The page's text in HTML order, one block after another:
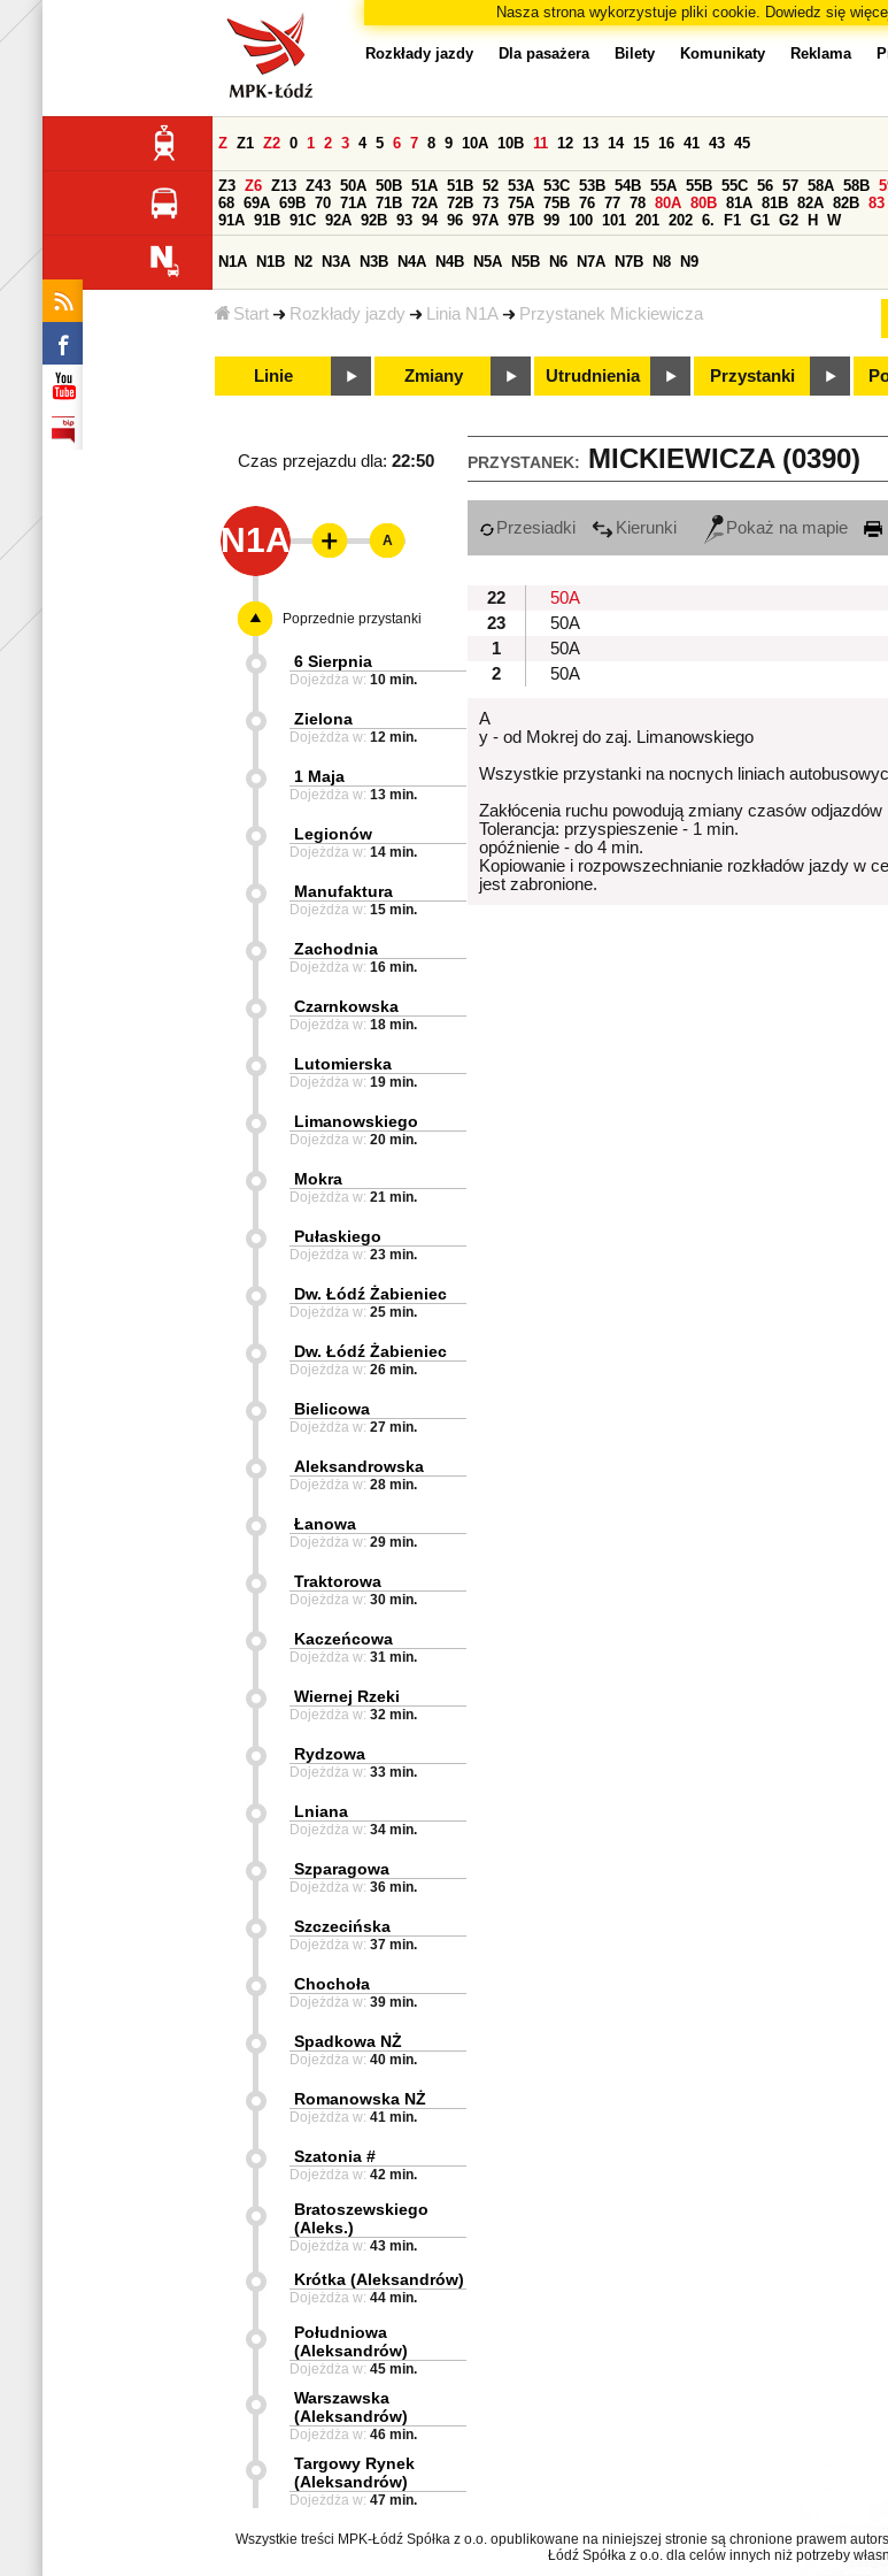
Nasza strona wykorzystuje pliki cookie. Dowiedz się
Start Rozkłady jazdy Linia N1A Przystanek Mickiewicza
Rozkłady jazdy Dla pasażera Bilety Komunikaty Reklama
Z Z1 Z2 0 1 2 3 4 5 6 7 8 9 10A 10B 11 12 13 14 15 16 41 43 45
Z3 Z6 Z13 Z43 50A 50B 51A 51B 52 53A 53C 53B 54B 55A 55B 55C 56 57 58A 58B
68 69A 69B 70 71A 71B 72A 72B 73 75A 75B 76 77 78 80A 80B 81A 81B 82A 82B 83
91A 91B 91C 92A 92B 93 94 96 97A 97B 99 100 101 201 202 6. F1 G1 G2 H W
N1A N1B N2 N3A N3B N4A N4B N5A N5B N6 N7A N7B N8 N9
Linie Zmiany Utrudnienia Przystanki
PRZYSTANEK: MICKIEWICZA (0390)
Czas przejazdu dla: 22:50
N1A Przesiadki Kierunki Pokaż na mapie
22
50A
23
50A
1
50A
2
50A
A
y - od Mokrej do zaj. Limanowskiego
Wszystkie przystanki na nocnych liniach
Zakłócenia ruchu powodują zmiany czasów odjazdów
Tolerancja: przyspieszenie - 1 min.
opóźnienie - do 4 min.
Kopiowanie i rozpowszechnianie rozkładów jazdy w
jest zabronione.
A
Poprzednie przystanki
6 Sierpnia
Dojeżdża w: 10 min.
Zielona
Dojeżdża w: 12 min.
1 Maja
Dojeżdża w: 13 min.
Legionów
Dojeżdża w: 14 min.
Manufaktura
Dojeżdża w: 15 min.
Zachodnia
Dojeżdża w: 16 min.
Czarnkowska
Dojeżdża w: 18 min.
Lutomierska
Dojeżdża w: 19 min.
Limanowskiego
Dojeżdża w: 20 min.
Mokra
Dojeżdża w: 21 min.
Pułaskiego
Dojeżdża w: 23 min.
Dw. Łódź Żabieniec
Dojeżdża w: 25 min.
Dw. Łódź Żabieniec
Dojeżdża w: 26 min.
Bielicowa
Dojeżdża w: 27 min.
Aleksandrowska
Dojeżdża w: 28 min.
Łanowa
Dojeżdża w: 29 min.
Traktorowa
Dojeżdża w: 30 min.
Kaczeńcowa
Dojeżdża w: 31 min.
Wiernej Rzeki
Dojeżdża w: 32 min.
Rydzowa
Dojeżdża w: 33 min.
Lniana
Dojeżdża w: 34 min.
Szparagowa
Dojeżdża w: 36 min.
Szczecińska
Dojeżdża w: 37 min.
Chochoła
Dojeżdża w: 39 min.
Spadkowa NŻ
Dojeżdża w: 40 min.
Romanowska NŻ
Dojeżdża w: 41 min.
Szatonia #
Dojeżdża w: 42 min.
Bratoszewskiego
(Aleks.)
Dojeżdża w: 43 min.
Krótka (Aleksandrów)
Dojeżdża w: 44 min.
Południowa
(Aleksandrów)
Dojeżdża w: 45 min.
Warszawska
(Aleksandrów)
Dojeżdża w: 46 min.
Targowy Rynek
(Aleksandrów)
Dojeżdża w: 47 min.
Wszystkie treści MPK-Łódź Spółka z o.o. opublikowane na niniejszej stronie są chronione prawem
Łódź Spółka z o.o. dla celów innych niż potrzeby